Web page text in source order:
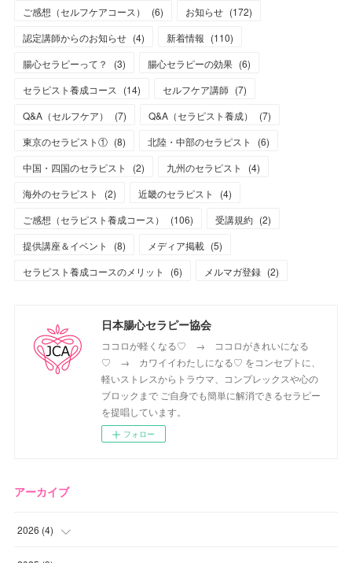
ご感想（セルフケアコース）
(6) お知らせ (172)
認定講師からのお知らせ (4) 新着情報 (110)
腸心セラピーって？
(3) 腸心セラピーの効果 (6)
セラピスト養成コース (14) セルフケア講師 (7)
Q&A（セルフケア）
(7) Q&A（セラピスト養成） (7)
東京のセラピスト① (8) 北陸・中部のセラピスト (6)
中国・四国のセラピスト
(2) 九州のセラピスト (4)
海外のセラピスト
(2) 近畿のセラピスト (4)
ご感想（セラピスト養成コース）
(106) 受講規約 (2)
提供講座＆イベント
(8) メディア掲載 (5)
セラピスト養成コースのメリット
(6) メルマガ登録 (2)
日本腸心セラピー協会
ココロが軽くなる♡ → ココロがきれいになる
♡ → カワイイわたしになる♡ をコンセプトに、
軽いストレスからトラウマ、コンプレックスや心の
ブロックまで ご自身でも簡単に解消できるセラピー
を提唱しています。
フォロー
アーカイブ
2026 (4)